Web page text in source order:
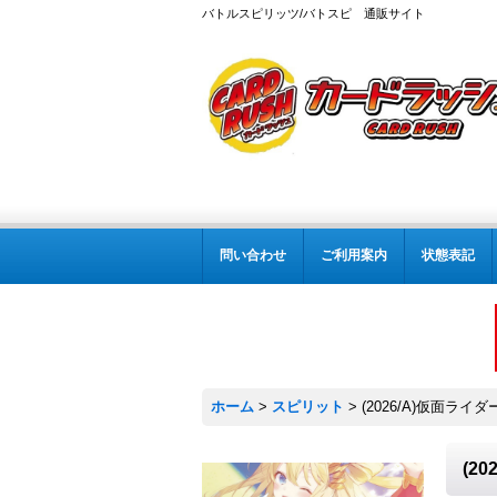
バトルスピリッツ/バトスピ 通販サイト
問い合わせ ご利用案内 状態表記
ホーム > スピリット > (2026/A)仮面ライダ